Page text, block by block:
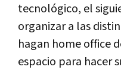
tecnológico, el
organizar a las
hagan home office
espacio para hacer